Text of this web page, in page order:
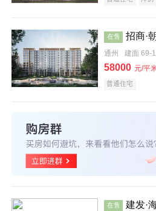
在售 招商·
通州 建面 69-
58000 元/平
普通住宅
在售 建发·